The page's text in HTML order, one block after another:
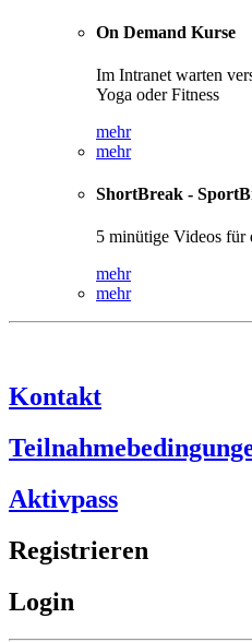
On Demand Kurse
Im Intranet warten
Yoga oder Fitness
mehr
mehr
ShortBreak -
5 minütige Videos für
mehr
mehr
Kontakt
Aktivpass
Registrieren
Login